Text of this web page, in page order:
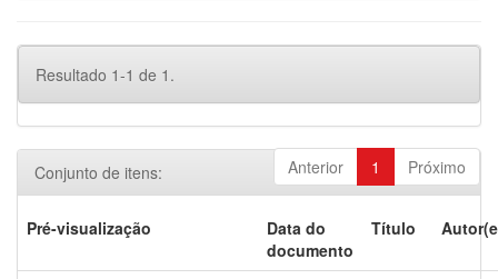
Resultado 1-1 de 1.
Anterior 1 Próximo
Conjunto de itens:
Pré-visualização
Data do
documento
Título